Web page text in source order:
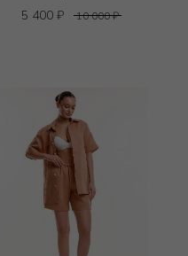
5 400 ₽ 10 000₽